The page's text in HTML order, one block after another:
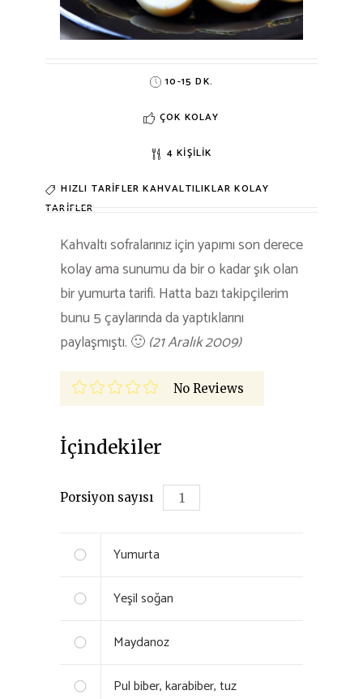
10-15 DK.
ÇOK KOLAY
4 KIŞILIK
HIZLI TARIFLERKAHVALTILIKLARKOLAY
TARIFLER
Kahvaltı sofralarınız için yapımı son derece
kolay ama sunumu da bir o kadar şık olan
bir yumurta tarifi. Hatta bazı takipçilerim
bunu 5 çaylarında da yaptıklarını
paylaşmıştı. 🙂 (21 Aralık 2009)
No Reviews
İçindekiler
Porsiyon sayısı
Yumurta
Yeşil soğan
Maydanoz
Pul biber, karabiber, tuz